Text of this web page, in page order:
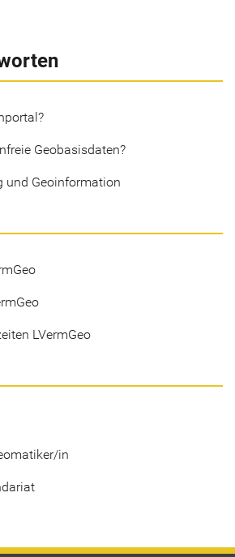
Geobasisdaten?
und Geoinformation
LVermGeo
in